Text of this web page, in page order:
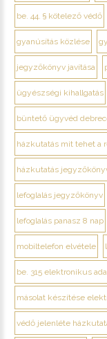
be. 44. § kötelező védő
gyanúsítás közlése
jegyzőkönyv javítása
ügyészségi kihallgatás
büntető ügyvéd
házkutatás mit tehet a
házkutatás
lefoglalás jegyzőkönyv
lefoglalás panasz 8 nap
mobiltelefon elvétele
be. 315 elektronikus
másolat készítése
védő jelenléte